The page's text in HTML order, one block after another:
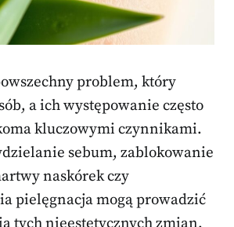
problem, który
a ich występowanie często
kluczowymi czynnikami.
sebum, zablokowanie
naskórek czy
pielęgnacja mogą prowadzić
tych nieestetycznych zmian.